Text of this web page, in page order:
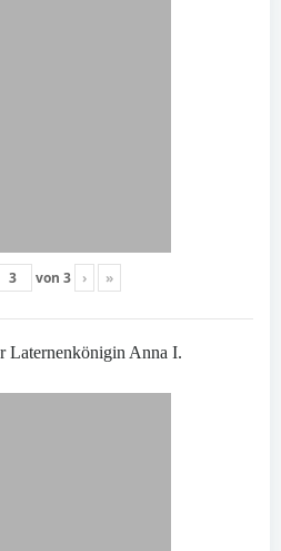
von 3 › »
Laternenkönigin Anna I.